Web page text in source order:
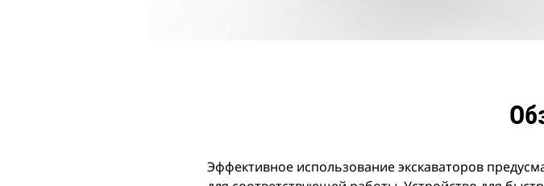
Эффективное использование экскаваторов